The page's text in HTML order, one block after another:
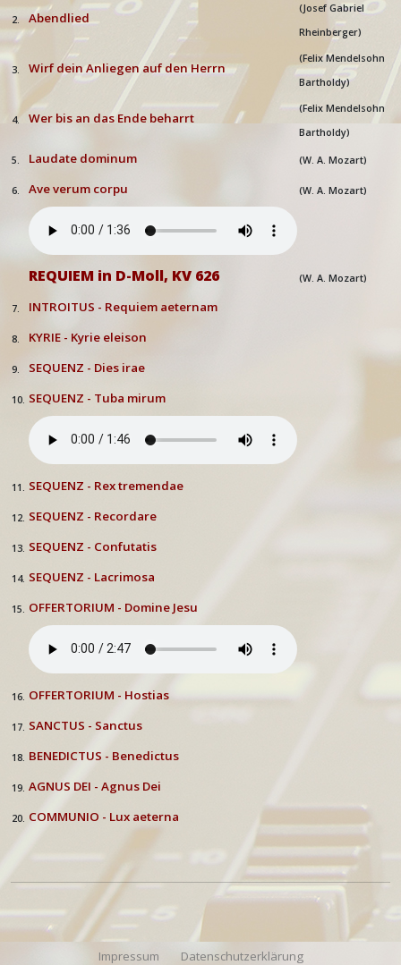
2. Abendlied
(Josef Gabriel
Rheinberger)
3. Wirf dein Anliegen auf den Herrn
(Felix Mendelsohn
Bartholdy)
4. Wer bis an das Ende beharrt
(Felix Mendelsohn
Bartholdy)
5. Laudate dominum (W. A. Mozart)
6. Ave verum corpu (W. A. Mozart)
REQUIEM in D-Moll, KV 626 (W. A. Mozart)
7. INTROITUS - Requiem aeternam
8. KYRIE - Kyrie eleison
9. SEQUENZ - Dies irae
10. SEQUENZ - Tuba mirum
11. SEQUENZ - Rex tremendae
12. SEQUENZ - Recordare
13. SEQUENZ - Confutatis
14. SEQUENZ - Lacrimosa
15. OFFERTORIUM - Domine Jesu
16. OFFERTORIUM - Hostias
17. SANCTUS - Sanctus
18. BENEDICTUS - Benedictus
19. AGNUS DEI - Agnus Dei
20. COMMUNIO - Lux aeterna
Impressum Datenschutzerklärung